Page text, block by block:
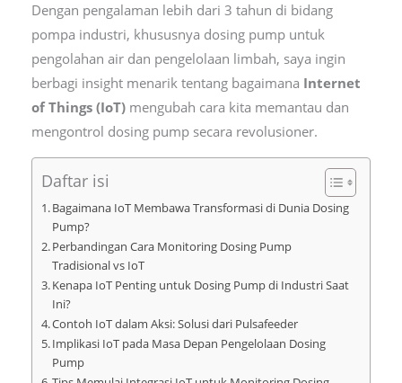
Dengan pengalaman lebih dari 3 tahun di bidang
pompa industri, khususnya dosing pump untuk
pengolahan air dan pengelolaan limbah, saya ingin
berbagi insight menarik tentang bagaimana Internet
of Things (IoT)mengubah cara kita memantau dan
mengontrol dosing pump secara revolusioner.
Daftar isi
Bagaimana IoT Membawa Transformasi di Dunia Dosing
Pump?
Perbandingan Cara Monitoring Dosing Pump
Tradisional vs IoT
Kenapa IoT Penting untuk Dosing Pump di Industri Saat
Ini?
Contoh IoT dalam Aksi: Solusi dari Pulsafeeder
Implikasi IoT pada Masa Depan Pengelolaan Dosing
Pump